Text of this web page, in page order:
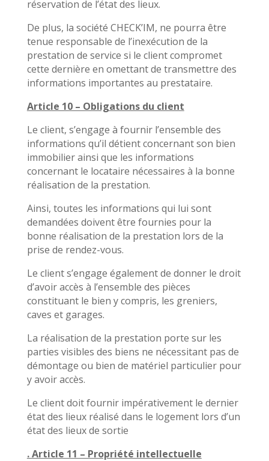
réservation de l’état des lieux.
De plus, la société CHECK’IM, ne pourra être
tenue responsable de l’inexécution de la
prestation de service si le client compromet
cette dernière en omettant de transmettre des
informations importantes au prestataire.
Article 10 – Obligations du client
Le client, s’engage à fournir l’ensemble des
informations qu’il détient concernant son bien
immobilier ainsi que les informations
concernant le locataire nécessaires à la bonne
réalisation de la prestation.
Ainsi, toutes les informations qui lui sont
demandées doivent être fournies pour la
bonne réalisation de la prestation lors de la
prise de rendez-vous.
Le client s’engage également de donner le droit
d’avoir accès à l’ensemble des pièces
constituant le bien y compris, les greniers,
caves et garages.
La réalisation de la prestation porte sur les
parties visibles des biens ne nécessitant pas de
démontage ou bien de matériel particulier pour
y avoir accès.
Le client doit fournir impérativement le dernier
état des lieux réalisé dans le logement lors d’un
état des lieux de sortie
. Article 11 – Propriété intellectuelle